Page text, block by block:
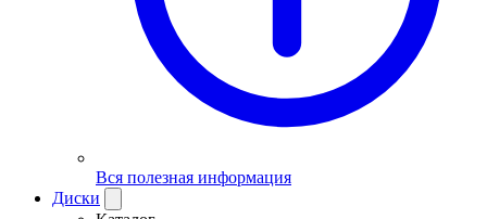
Вся полезная информация
Диски